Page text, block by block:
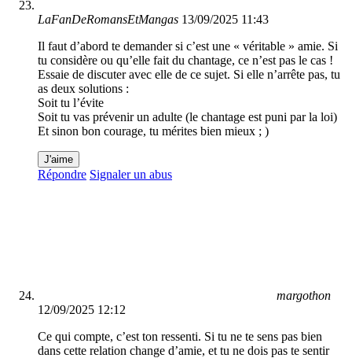
LaFanDeRomansEtMangas 13/09/2025 11:43
Il faut d’abord te demander si c’est une « véritable » amie. Si
tu considère ou qu’elle fait du chantage, ce n’est pas le cas !
Essaie de discuter avec elle de ce sujet. Si elle n’arrête pas, tu
as deux solutions :
Soit tu l’évite
Soit tu vas prévenir un adulte (le chantage est puni par la loi)
Et sinon bon courage, tu mérites bien mieux ; )
J'aime
Répondre Signaler un abus
margothon
12/09/2025 12:12
Ce qui compte, c’est ton ressenti. Si tu ne te sens pas bien
dans cette relation change d’amie, et tu ne dois pas te sentir